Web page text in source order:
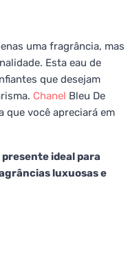
uma fragrância, mas
Esta eau de
que desejam
Chanel Bleu De
que você apreciará em
ideal para
luxuosas e